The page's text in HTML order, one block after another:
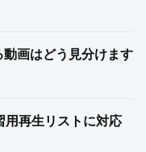
画はどう見分けます
再生リストに対応